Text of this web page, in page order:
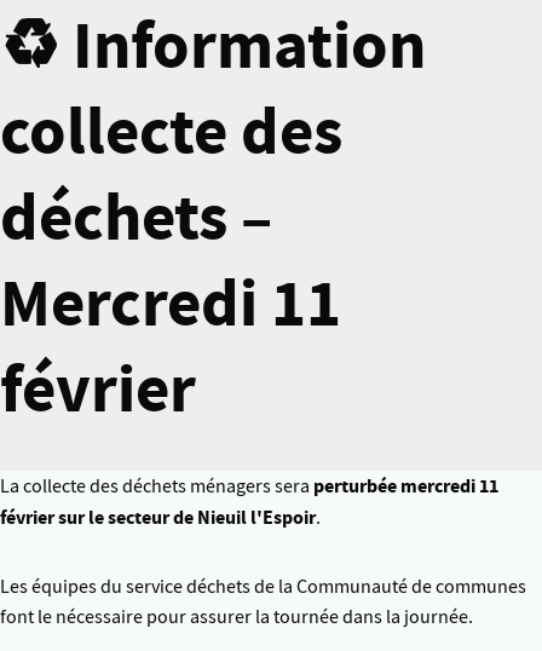
♻️ Information
collecte des
déchets –
Mercredi 11
février
La collecte des déchets ménagers sera perturbée mercredi 11
février sur le secteur de Nieuil l'Espoir.
Les équipes du service déchets de la Communauté de communes
font le nécessaire pour assurer la tournée dans la journée.